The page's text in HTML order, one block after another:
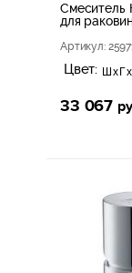
Смеситель
для
Артикул:
Цвет:
33 067